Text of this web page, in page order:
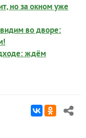
но за окном уже
во дворе:
ждём